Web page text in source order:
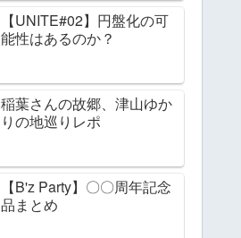
【UNITE#02】円盤化の可
能性はあるのか？
稲葉さんの故郷、津山ゆか
りの地巡りレポ
【B'z Party】〇〇周年記念
品まとめ